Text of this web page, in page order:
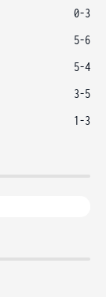
0-3
5-6
5-4
3-5
1-3